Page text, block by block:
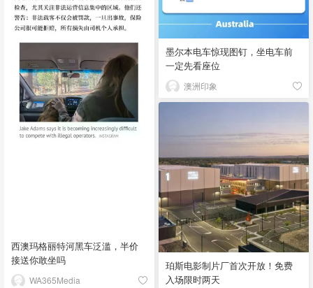
墨尔本电车惊现图钉，坐电车前
一定先看座位
澳洲印象
西澳玛格丽特河黑车泛滥，半价
接送你敢坐吗
WA365Media
珀斯电影制片厂首次开放！免费
入场限时两天